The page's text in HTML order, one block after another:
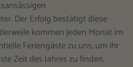
Der Erfolg bestätigt diese
kommen jeden Monat im
Feriengäste zu uns, um ihr
Zeit des Jahres zu finden.